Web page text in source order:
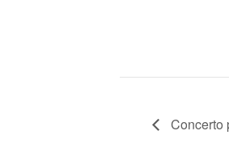
Concerto